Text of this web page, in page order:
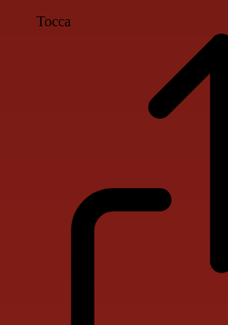
Tocca